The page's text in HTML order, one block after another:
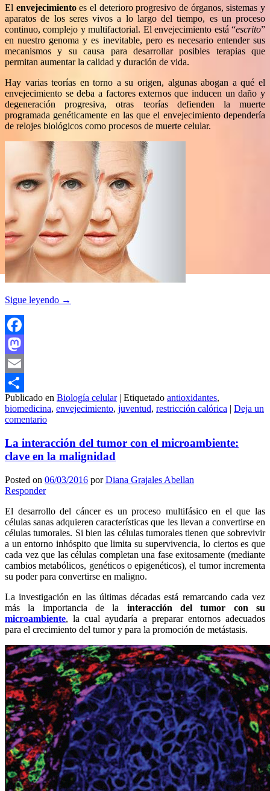
El envejecimientoes el deterioro progresivo de órganos, sistemas y
aparatos de los seres vivos a lo largo del tiempo, es un proceso
continuo, complejo y multifactorial. El envejecimiento está “escrito”
en nuestro genoma y es inevitable, pero es necesario entender sus
mecanismos y su causa para desarrollar posibles terapias que
permitan aumentar la calidad y duración de vida.
Hay varias teorías en torno a su origen, algunas abogan a qué el
envejecimiento se deba a factores externos que inducen un daño y
degeneración progresiva, otras teorías defienden la muerte
programada genéticamente en las que el envejecimiento dependería
de relojes biológicos como procesos de muerte celular.
Sigue leyendo →
Facebook
Mastodon
Email
Compartir
Publicado en Biología celular | Etiquetado antioxidantes,
biomedicina, envejecimiento, juventud, restricción calórica | Deja un
comentario
La interacción del tumor con el microambiente:
clave en la malignidad
Posted on 06/03/2016 porDiana Grajales Abellan
Responder
El desarrollo del cáncer es un proceso multifásico en el que las
células sanas adquieren características que les llevan a convertirse en
células tumorales. Si bien las células tumorales tienen que sobrevivir
a un entorno inhóspito que limita su supervivencia, lo ciertos es que
cada vez que las células completan una fase exitosamente (mediante
cambios metabólicos, genéticos o epigenéticos), el tumor incrementa
su poder para convertirse en maligno.
La investigación en las últimas décadas está remarcando cada vez
más la importancia de la interacción del tumor con su
microambiente, la cual ayudaría a preparar entornos adecuados
para el crecimiento del tumor y para la promoción de metástasis.